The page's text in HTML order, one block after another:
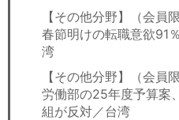
【その他分野】（会員限
春節明けの転職意欲91
湾
【その他分野】（会員限
労働部の25年度予算案
組が反対／台湾